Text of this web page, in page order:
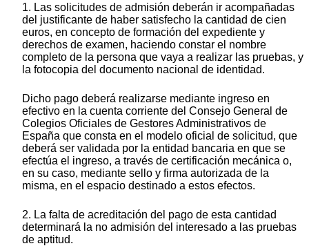
1. Las solicitudes de admisión deberán ir acompañadas
del justificante de haber satisfecho la cantidad de cien
euros, en concepto de formación del expediente y
derechos de examen, haciendo constar el nombre
completo de la persona que vaya a realizar las pruebas, y
la fotocopia del documento nacional de identidad.
Dicho pago deberá realizarse mediante ingreso en
efectivo en la cuenta corriente del Consejo General de
Colegios Oficiales de Gestores Administrativos de
España que consta en el modelo oficial de solicitud, que
deberá ser validada por la entidad bancaria en que se
efectúa el ingreso, a través de certificación mecánica o,
en su caso, mediante sello y firma autorizada de la
misma, en el espacio destinado a estos efectos.
2. La falta de acreditación del pago de esta cantidad
determinará la no admisión del interesado a las pruebas
de aptitud.